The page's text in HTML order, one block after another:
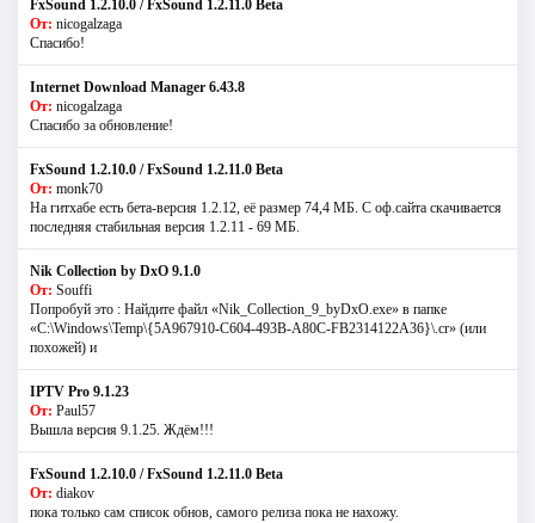
FxSound 1.2.10.0 / FxSound 1.2.11.0 Beta
От: nicogalzaga
Спасибо!
Internet Download Manager 6.43.8
От: nicogalzaga
Спасибо за обновление!
FxSound 1.2.10.0 / FxSound 1.2.11.0 Beta
От: monk70
На гитхабе есть бета-версия 1.2.12, её размер 74,4 МБ. С оф.сайта скачивается
последняя стабильная версия 1.2.11 - 69 МБ.
Nik Collection by DxO 9.1.0
От: Souffi
Попробуй это : Найдите файл «Nik_Collection_9_byDxO.exe» в папке
«C:\Windows\Temp\{5A967910-C604-493B-A80C-FB2314122A36}\.cr» (или
похожей) и
IPTV Pro 9.1.23
От: Paul57
Вышла версия 9.1.25. Ждём!!!
FxSound 1.2.10.0 / FxSound 1.2.11.0 Beta
От: diakov
пока только сам список обнов, самого релиза пока не нахожу.